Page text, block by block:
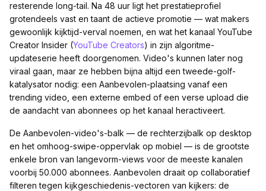
resterende long-tail. Na 48 uur ligt het prestatieprofiel
grotendeels vast en taant de actieve promotie — wat makers
gewoonlijk kijktijd-verval noemen, en wat het kanaal YouTube
Creator Insider (YouTube Creators) in zijn algoritme-
updateserie heeft doorgenomen. Video's kunnen later nog
viraal gaan, maar ze hebben bijna altijd een tweede-golf-
katalysator nodig: een Aanbevolen-plaatsing vanaf een
trending video, een externe embed of een verse upload die
de aandacht van abonnees op het kanaal heractiveert.
De Aanbevolen-video's-balk — de rechterzijbalk op desktop
en het omhoog-swipe-oppervlak op mobiel — is de grootste
enkele bron van langevorm-views voor de meeste kanalen
voorbij 50.000 abonnees. Aanbevolen draait op collaboratief
filteren tegen kijkgeschiedenis-vectoren van kijkers: de